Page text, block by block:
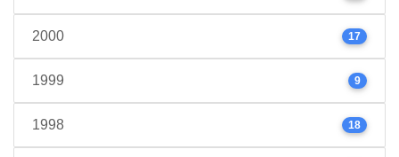
2000 17
1999 9
1998 18